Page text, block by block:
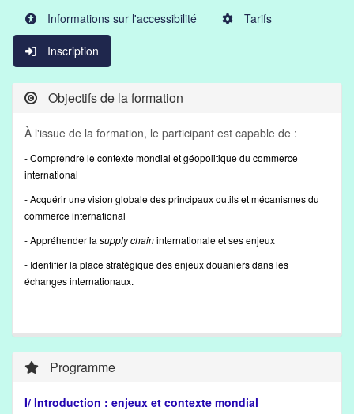
Informations sur l'accessibilité Tarifs
Inscription
Objectifs de la formation
À l'issue de la formation, le participant est capable de :
- Comprendre le contexte mondial et géopolitique du commerce
international
- Acquérir une vision globale des principaux outils et mécanismes du
commerce international
- Appréhender la supply chaininternationale et ses enjeux
- Identifier la place stratégique des enjeux douaniers dans les
échanges internationaux.
Programme
I/ Introduction : enjeux et contexte mondial